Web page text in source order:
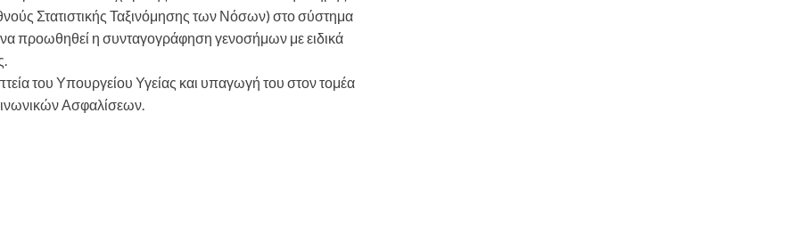
Στατιστικής Ταξινόμησης των Νόσων) στο σύστημα
προωθηθεί η συνταγογράφηση γενοσήμων με ειδικά
του Υπουργείου Υγείας και υπαγωγή του στον τομέα
Ασφαλίσεων.